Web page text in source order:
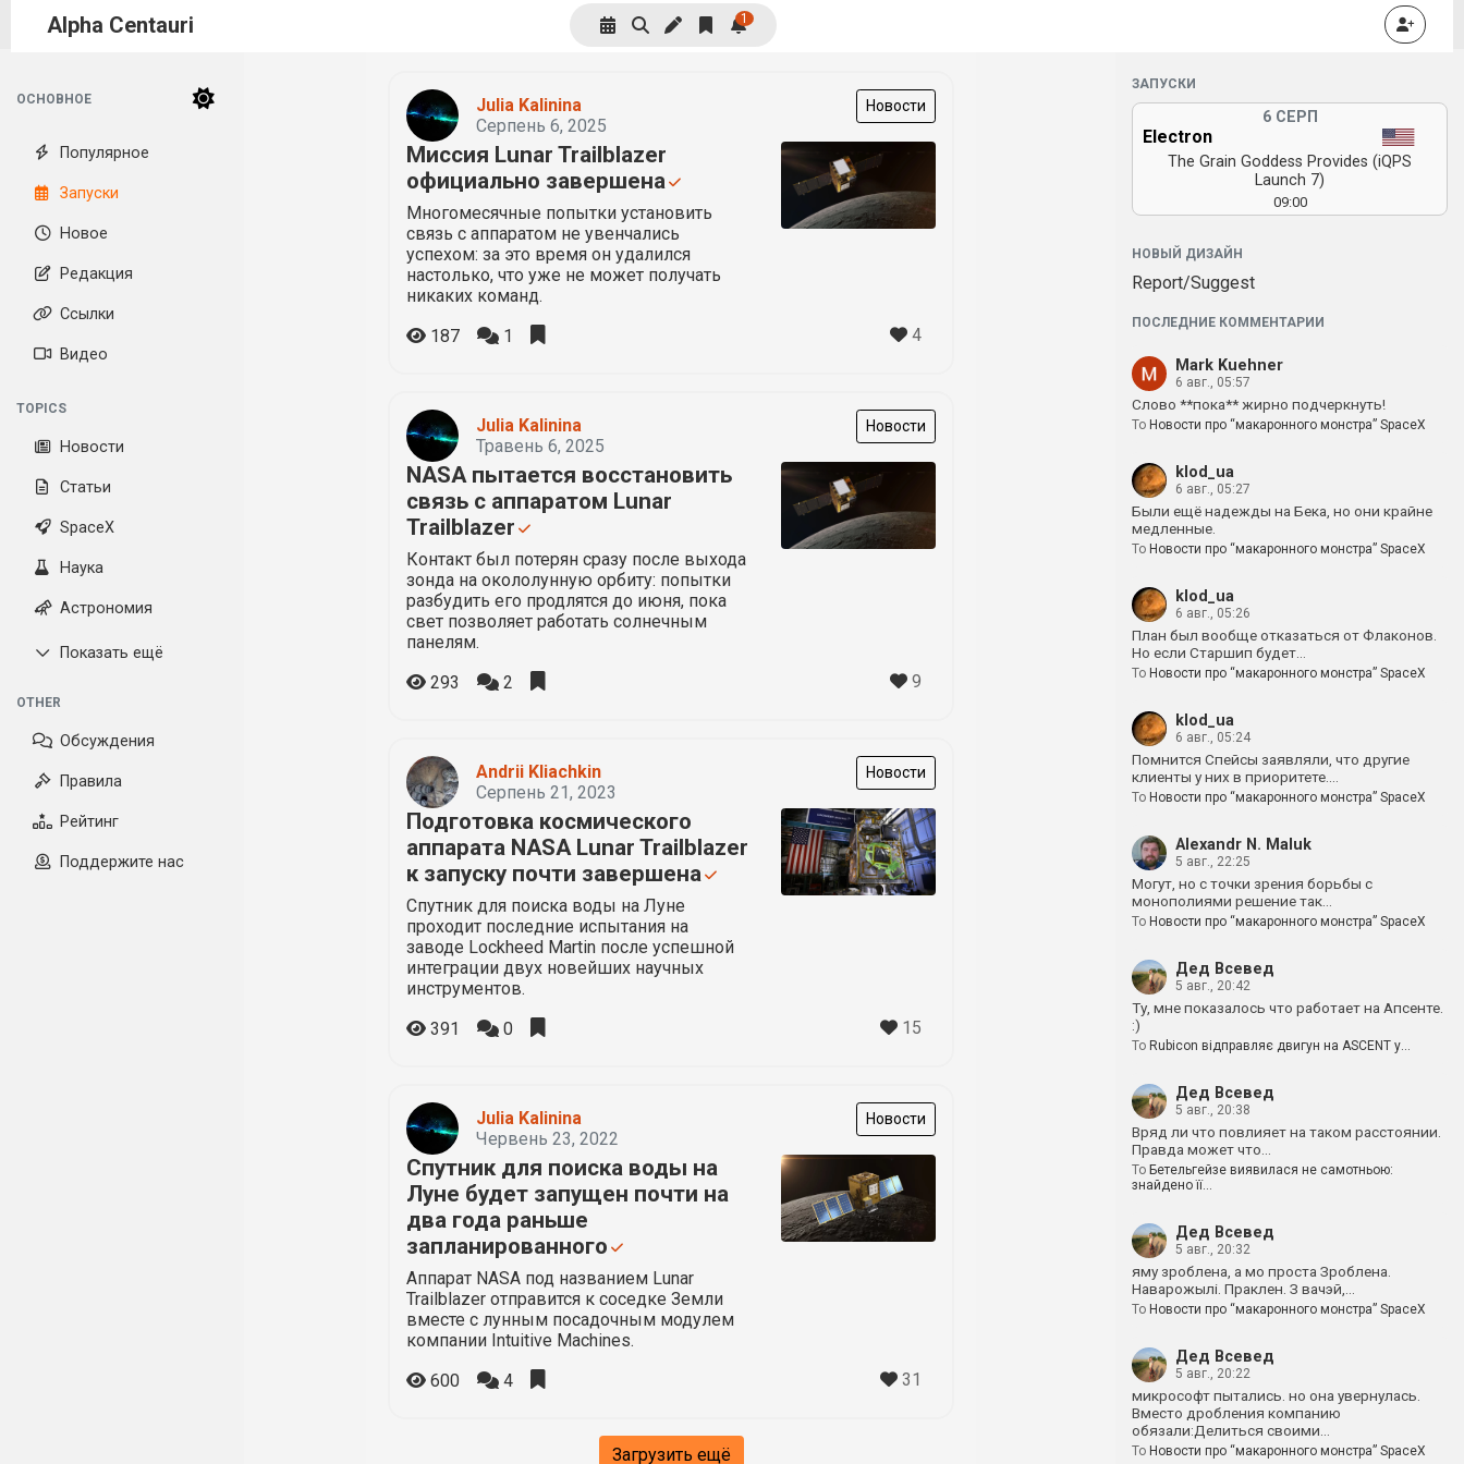
Alpha Centauri 1
ОСНОВНОЕ
Популярное
Запуски
Новое
Редакция
Ссылки
Видео
TOPICS
Новости
Статьи
SpaceX
Наука
Астрономия
Показать ещё
OTHER
Обсуждения
Правила
Рейтинг
Поддержите нас
Julia Kalinina
Серпень 6, 2025
Новости
Миссия Lunar Trailblazer
официально завершена
Многомесячные попытки установить
связь с аппаратом не увенчались
успехом: за это время он удалился
настолько, что уже не может получать
никаких команд.
187
1 4
Julia Kalinina
Травень 6, 2025
Новости
NASA пытается восстановить
связь с аппаратом Lunar
Trailblazer
Контакт был потерян сразу после выхода
зонда на окололунную орбиту: попытки
разбудить его продлятся до июня, пока
свет позволяет работать солнечным
панелям.
293
2 9
Andrii Kliachkin
Серпень 21, 2023
Новости
Подготовка космического
аппарата NASA Lunar Trailblazer
к запуску почти завершена
Спутник для поиска воды на Луне
проходит последние испытания на
заводе Lockheed Martin после успешной
интеграции двух новейших научных
инструментов.
391
0 15
Julia Kalinina
Червень 23, 2022
Новости
Спутник для поиска воды на
Луне будет запущен почти на
два года раньше
запланированного
Аппарат NASA под названием Lunar
Trailblazer отправится к соседке Земли
вместе с лунным посадочным модулем
компании Intuitive Machines.
600
4 31
Загрузить ещё
ЗАПУСКИ
6 СЕРП
Electron
The Grain Goddess Provides (iQPS
Launch 7)
09:00
НОВЫЙ ДИЗАЙН
Report/Suggest
ПОСЛЕДНИЕ КОММЕНТАРИИ
Mark Kuehner
6 авг., 05:57
Слово **пока** жирно подчеркнуть!
To Новости про “макаронного монстра” SpaceX
klod_ua
6 авг., 05:27
Были ещё надежды на Бека, но они крайне
медленные.
To Новости про “макаронного монстра” SpaceX
klod_ua
6 авг., 05:26
План был вообще отказаться от Флаконов.
Но если Старшип будет…
To Новости про “макаронного монстра” SpaceX
klod_ua
6 авг., 05:24
Помнится Спейсы заявляли, что другие
клиенты у них в приоритете.…
To Новости про “макаронного монстра” SpaceX
Alexandr N. Maluk
5 авг., 22:25
Могут, но с точки зрения борьбы с
монополиями решение так…
To Новости про “макаронного монстра” SpaceX
Дед Всевед
5 авг., 20:42
Ту, мне показалось что работает на Апсенте.
:)
To Rubicon відправляє двигун на ASCENT у…
Дед Всевед
5 авг., 20:38
Вряд ли что повлияет на таком расстоянии.
Правда может что…
To Бетельгейзе виявилася не самотньою:
знайдено її…
Дед Всевед
5 авг., 20:32
яму зроблена, а мо проста Зроблена.
Наварожылі. Праклен. З вачэй,…
To Новости про “макаронного монстра” SpaceX
Дед Всевед
5 авг., 20:22
микрософт пытались. но она увернулась.
Вместо дробления компанию
обязали:Делиться своими…
To Новости про “макаронного монстра” SpaceX